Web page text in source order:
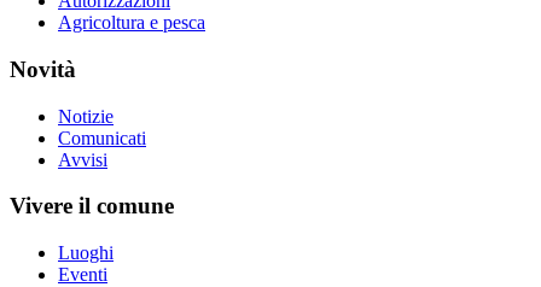
Agricoltura e pesca
Novità
Notizie
Comunicati
Avvisi
Vivere il comune
Luoghi
Eventi